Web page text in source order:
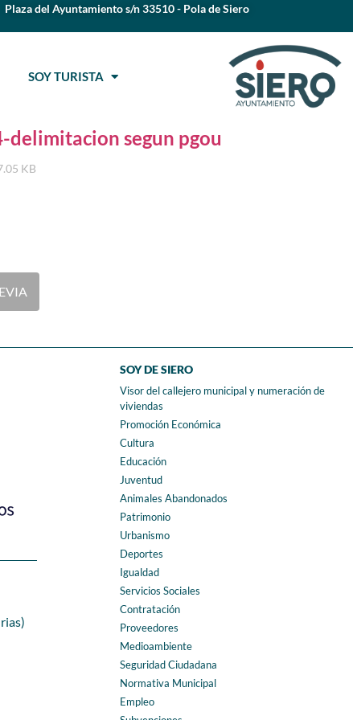
Plaza del Ayuntamiento s/n 33510 - Pola de Siero
SOY TURISTA
delimitacion segun pgou
KB
SOY DE SIERO
Visor del callejero municipal y numeración de
viviendas
Promoción Económica
Cultura
Educación
Juventud
Animales Abandonados
Patrimonio
Urbanismo
Deportes
Igualdad
Servicios Sociales
Contratación
Proveedores
Medioambiente
Seguridad Ciudadana
Normativa Municipal
Empleo